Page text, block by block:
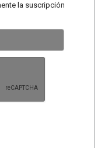
la suscripción